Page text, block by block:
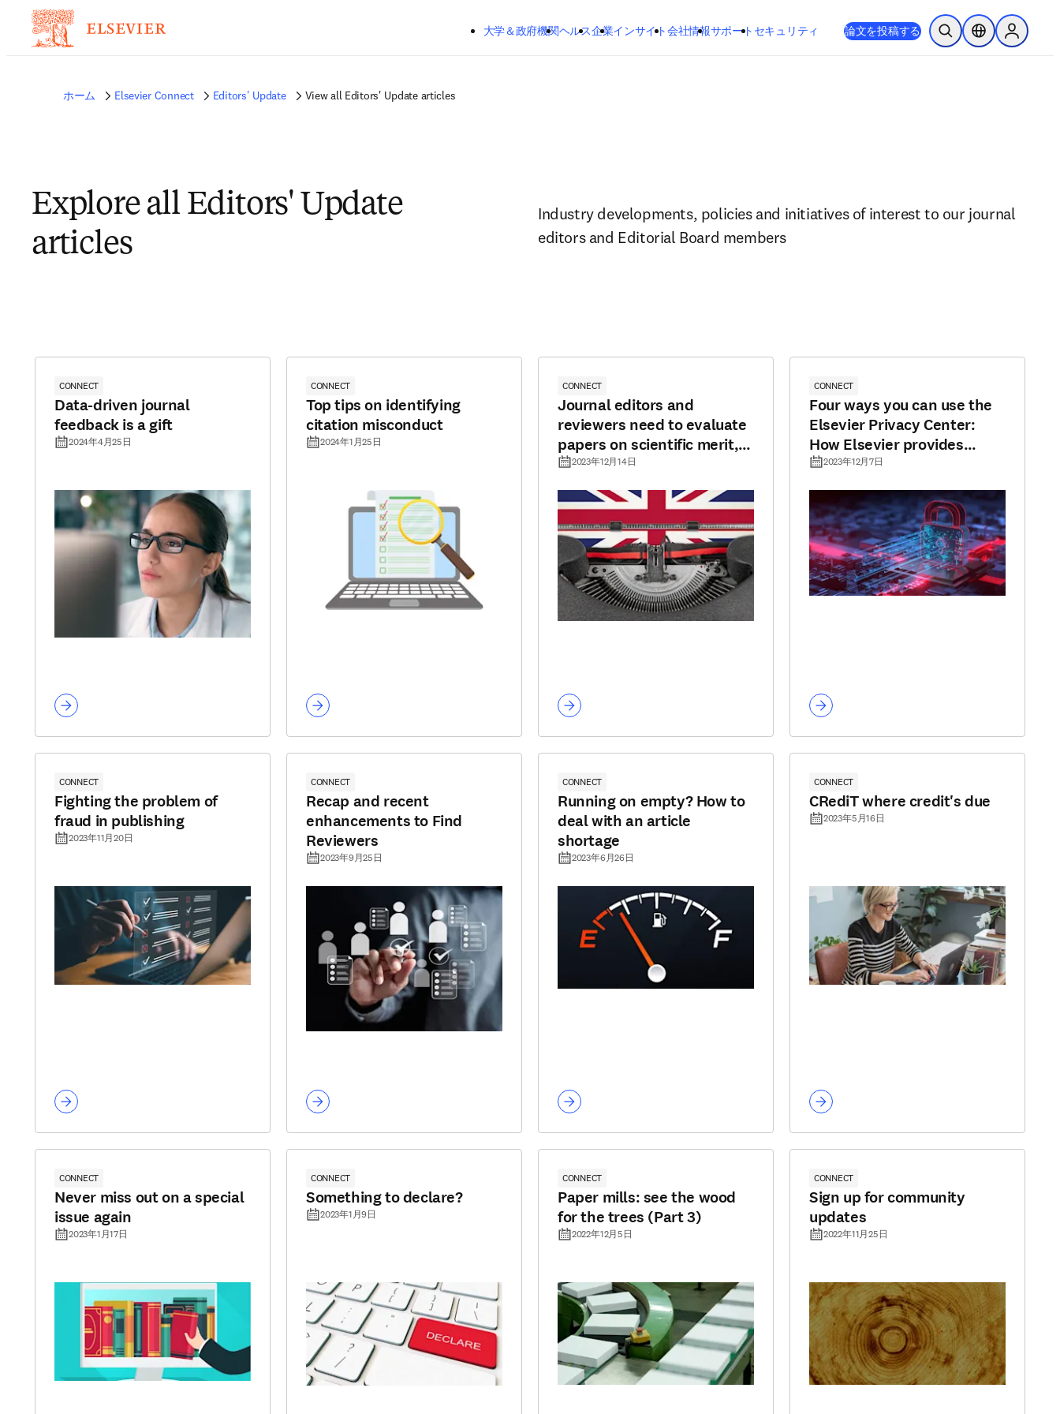
メインのコンテンツにスキップする
大学＆政府機関ヘルス企業インサイト会社情報サポート 新しいタブ／ウィンドウで開く
opens in new tab/window
セキュリティ 論文を投稿する 検索を開くロケーションセ
Sign in to
ホーム Elsevier Connect Editors' Update View all Editors' Update articles
Explore all Editors' Update
articles
Industry developments, policies and initiatives of interest to our journal
editors and Editorial Board members
CONNECT
Data-driven journal
feedback is a gift
2024年4月25日
CONNECT
Top tips on identifying
citation misconduct
2024年1月25日
CONNECT
Journal editors and
reviewers need to evaluate
papers on scientific merit,
not language
2023年12月14日
CONNECT
Four ways you can use the
Elsevier Privacy Center:
How Elsevier provides
transparency for your
2023年12月7日
CONNECT
Fighting the problem of
fraud in publishing
2023年11月20日
CONNECT
Recap and recent
enhancements to Find
Reviewers
2023年9月25日
CONNECT
Running on empty? How to
deal with an article
shortage
2023年6月26日
CONNECT
CRediT where credit's due
2023年5月16日
CONNECT
Never miss out on a special
issue again
2023年1月17日
CONNECT
Something to declare?
2023年1月9日
CONNECT
Paper mills: see the wood
for the trees (Part 3)
2022年12月5日
CONNECT
Sign up for community
updates
2022年11月25日